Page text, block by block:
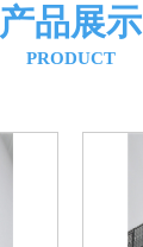
产品展示
PRODUCT